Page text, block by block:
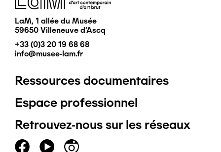
LaM, 1 allée du Musée
59650 Villeneuve d'Ascq
+33 (0)3 20 19 68 68
info@musee-lam.fr
Pied
de
page
Ressources documentaires
Espace professionnel
Retrouvez-nous sur les réseaux